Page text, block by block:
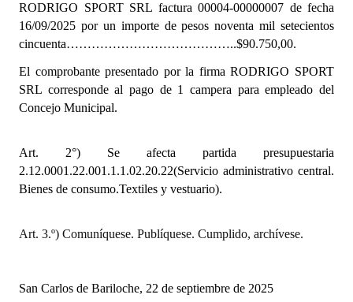
INSTITUCIONAL
Antiguos Pobladores
Noticias Destacadas
Registros y Distinciones
Datos Históricos
Premio al Mérito - Registro
Mujeres que Dejaron Huellas - Registro
RODRIGO SPORTSRL factura 00004-00000007 de fecha
16/09/2025 por un importe de pesos noventa mil setecientos
cincuenta…………………………………..$90.750,00.
El comprobante presentado por la firma RODRIGO SPORT
SRL corresponde al pago de 1 campera para empleado del
Concejo Municipal.
Art. 2°) Se afecta partida presupuestaria
2.12.0001.22.001.1.1.02.20.22(Servicio administrativo central.
Bienes de consumo.Textiles y vestuario).
Art. 3.º) Comuníquese. Publíquese. Cumplido, archívese.
San Carlos de Bariloche, 22 de septiembre de 2025